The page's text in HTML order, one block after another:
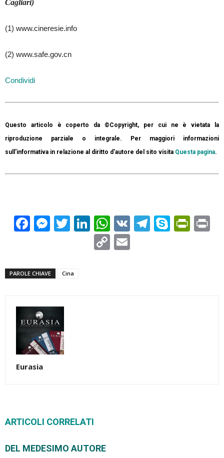
Cagliari)
(1) www.cineresie.info
(2) www.safe.gov.cn
Condividi
Questo articolo è coperto da ©Copyright, per cui ne è vietata la
riproduzione parziale o integrale. Per maggiori informazioni
sull'informativa in relazione al diritto d'autore del sito visita Questa pagina.
Facebook
Messenger
TwitterLinkedIn
WhatsApp
VK Telegram
Skype
Copy
PAROLE CHIAVE Cina
Eurasia
ARTICOLI CORRELATI
DEL MEDESIMO AUTORE